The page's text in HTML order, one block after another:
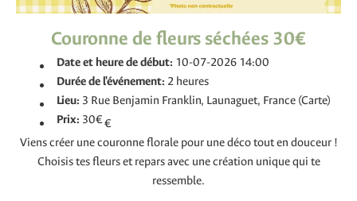
Couronne de fleurs séchées 30€
Date et heure de début: 10-07-2026 14:00
Durée de l'événement: 2 heures
Lieu: 3 Rue Benjamin Franklin, Launaguet, France (Carte)
Prix: 30€€
Viens créer une couronne florale pour une déco tout en douceur !
Choisis tes fleurs et repars avec une création unique qui te
ressemble.